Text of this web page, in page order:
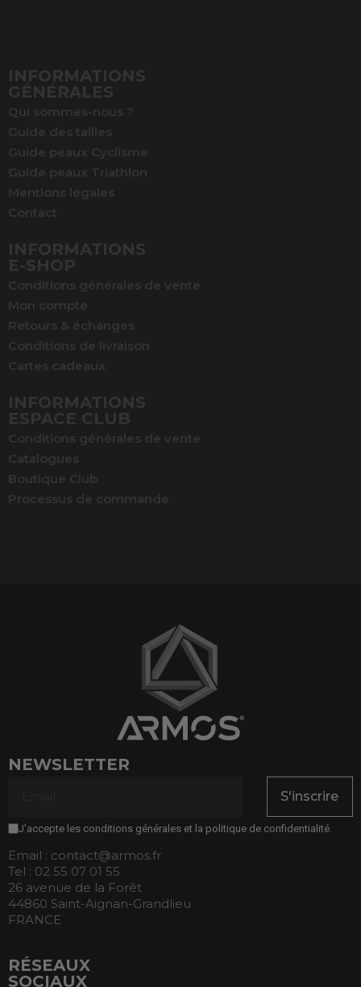
INFORMATIONS
GÉNÉRALES
Qui sommes-nous ?
Guide des tailles
Guide peaux Cyclisme
Guide peaux Triathlon
Mentions légales
Contact
INFORMATIONS
E-SHOP
Conditions générales de vente
Mon compte
Retours & échanges
Conditions de livraison
Cartes cadeaux
INFORMATIONS
ESPACE CLUB
Conditions générales de vente
Catalogues
Boutique Club
Processus de commande
NEWSLETTER
S'inscrire
J'accepte les conditions générales et la politique de confidentialité.
Email : contact@armos.fr
Tel : 02 55 07 01 55
26 avenue de la Forêt
44860 Saint-Aignan-Grandlieu
FRANCE
RÉSEAUX
SOCIAUX